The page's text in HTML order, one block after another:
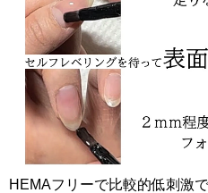
HEMAフリーで比較的低刺激